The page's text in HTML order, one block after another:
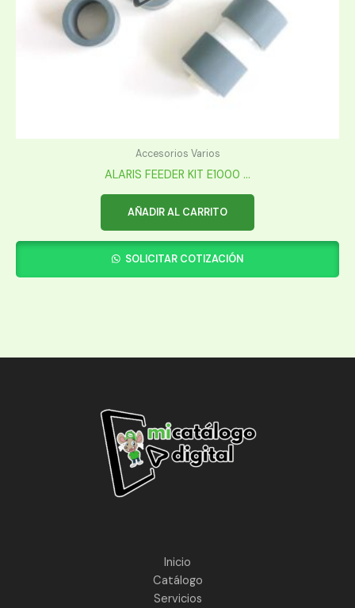
Accesorios Varios
ALARIS FEEDER KIT E1000 ...
AÑADIR AL CARRITO
SOLICITAR COTIZACIÓN
Inicio
Catálogo
Servicios